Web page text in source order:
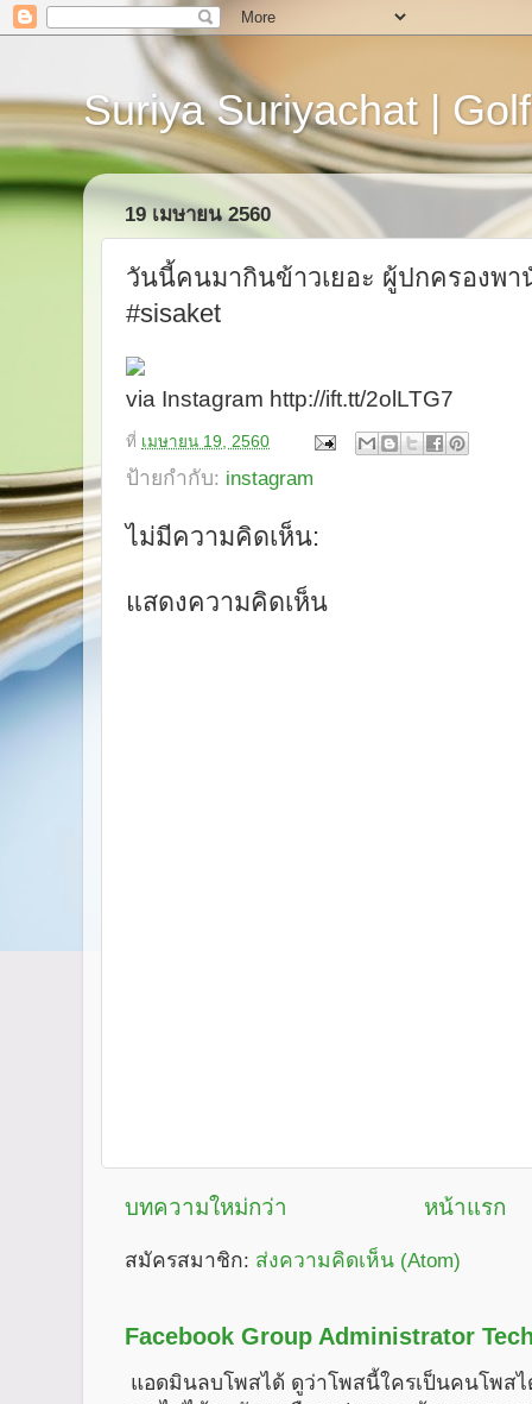
Suriya Suriyachat | Golf
19 เมษายน 2560
วันนี้คนมากินข้าวเยอะ ผู้ปกครองพา
#sisaket
via Instagram http://ift.tt/2olLTG7
ที่ เมษายน 19, 2560
ป้ายกำกับ: instagram
ไม่มีความคิดเห็น:
แสดงความคิดเห็น
บทความใหม่กว่า หน้าแรก
สมัครสมาชิก: ส่งความคิดเห็น (Atom)
Facebook Group Administrator
แอดมินลบโพสได้ ดูว่าโพสนี้ใครเป็นคนโพส